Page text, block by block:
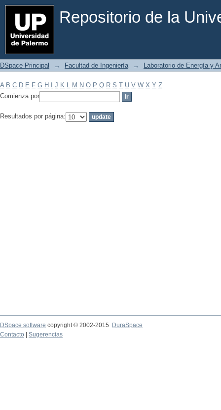
Repositorio de la
Filtrar por: Materia
DSpace Principal → Facultad de Ingeniería → Laboratorio de Energía y
A B C D E F G H J K L M N O P Q R S T U V W X Y Z
Comienza por
Resultados por página:
DSpace software copyright © 2002-2015
DuraSpace
Contacto
Sugerencias